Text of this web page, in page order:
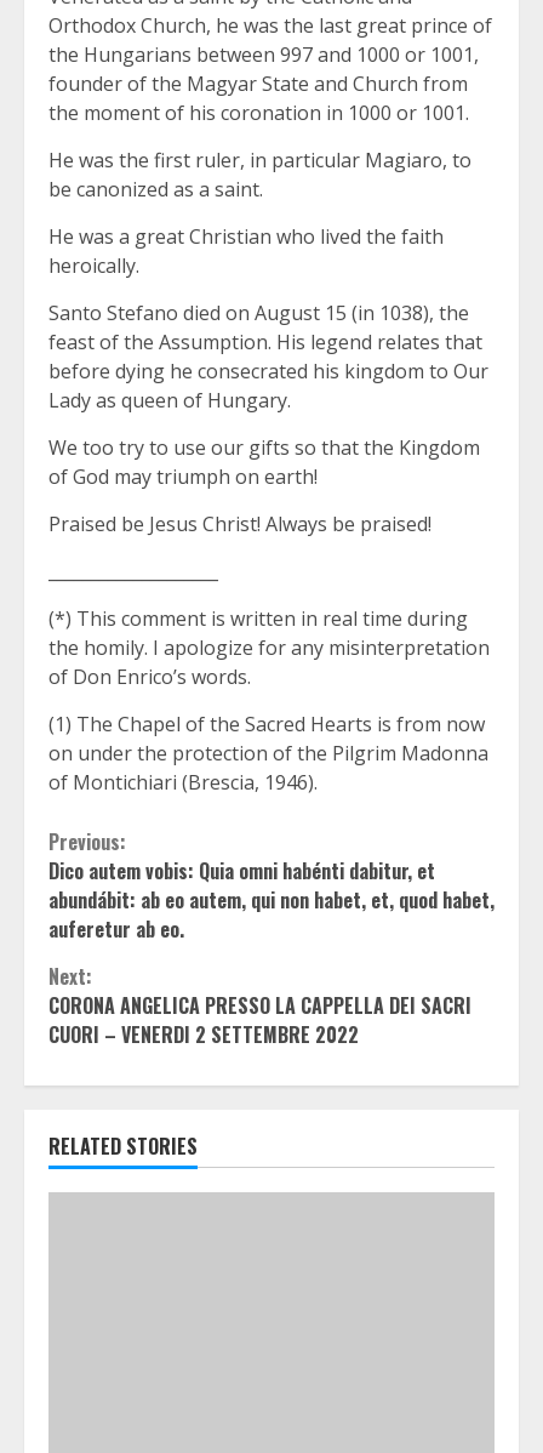
Orthodox Church, he was the last great prince of
the Hungarians between 997 and 1000 or 1001,
founder of the Magyar State and Church from
the moment of his coronation in 1000 or 1001.
He was the first ruler, in particular Magiaro, to
be canonized as a saint.
He was a great Christian who lived the faith
heroically.
Santo Stefano died on August 15 (in 1038), the
feast of the Assumption. His legend relates that
before dying he consecrated his kingdom to Our
Lady as queen of Hungary.
We too try to use our gifts so that the Kingdom
of God may triumph on earth!
Praised be Jesus Christ! Always be praised!
(*) This comment is written in real time during
the homily. I apologize for any misinterpretation
of Don Enrico’s words.
(1) The Chapel of the Sacred Hearts is from now
on under the protection of the Pilgrim Madonna
of Montichiari (Brescia, 1946).
Continue
Reading
Previous:
Dico autem vobis: Quia omni habénti dabitur, et
abundábit: ab eo autem, qui non habet, et, quod habet,
auferetur ab eo.
Next:
CORONA ANGELICA PRESSO LA CAPPELLA DEI SACRI
CUORI – VENERDI 2 SETTEMBRE 2022
RELATED STORIES